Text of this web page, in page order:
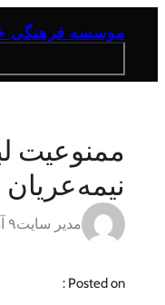
موسسه فرهنگی
ممنوعيت
مدیر سایت۹ آذر ۱۳۸۶
Posted on :